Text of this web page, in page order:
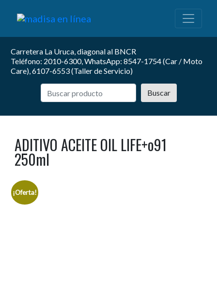
Carretera La Uruca, diagonal al BNCR
Teléfono: 2010-6300, WhatsApp: 8547-1754 (Car / Moto
Care), 6107-6553 (Taller de Servicio)
Buscar
ADITIVO ACEITE OIL LIFE+o91
250ml
¡Oferta!